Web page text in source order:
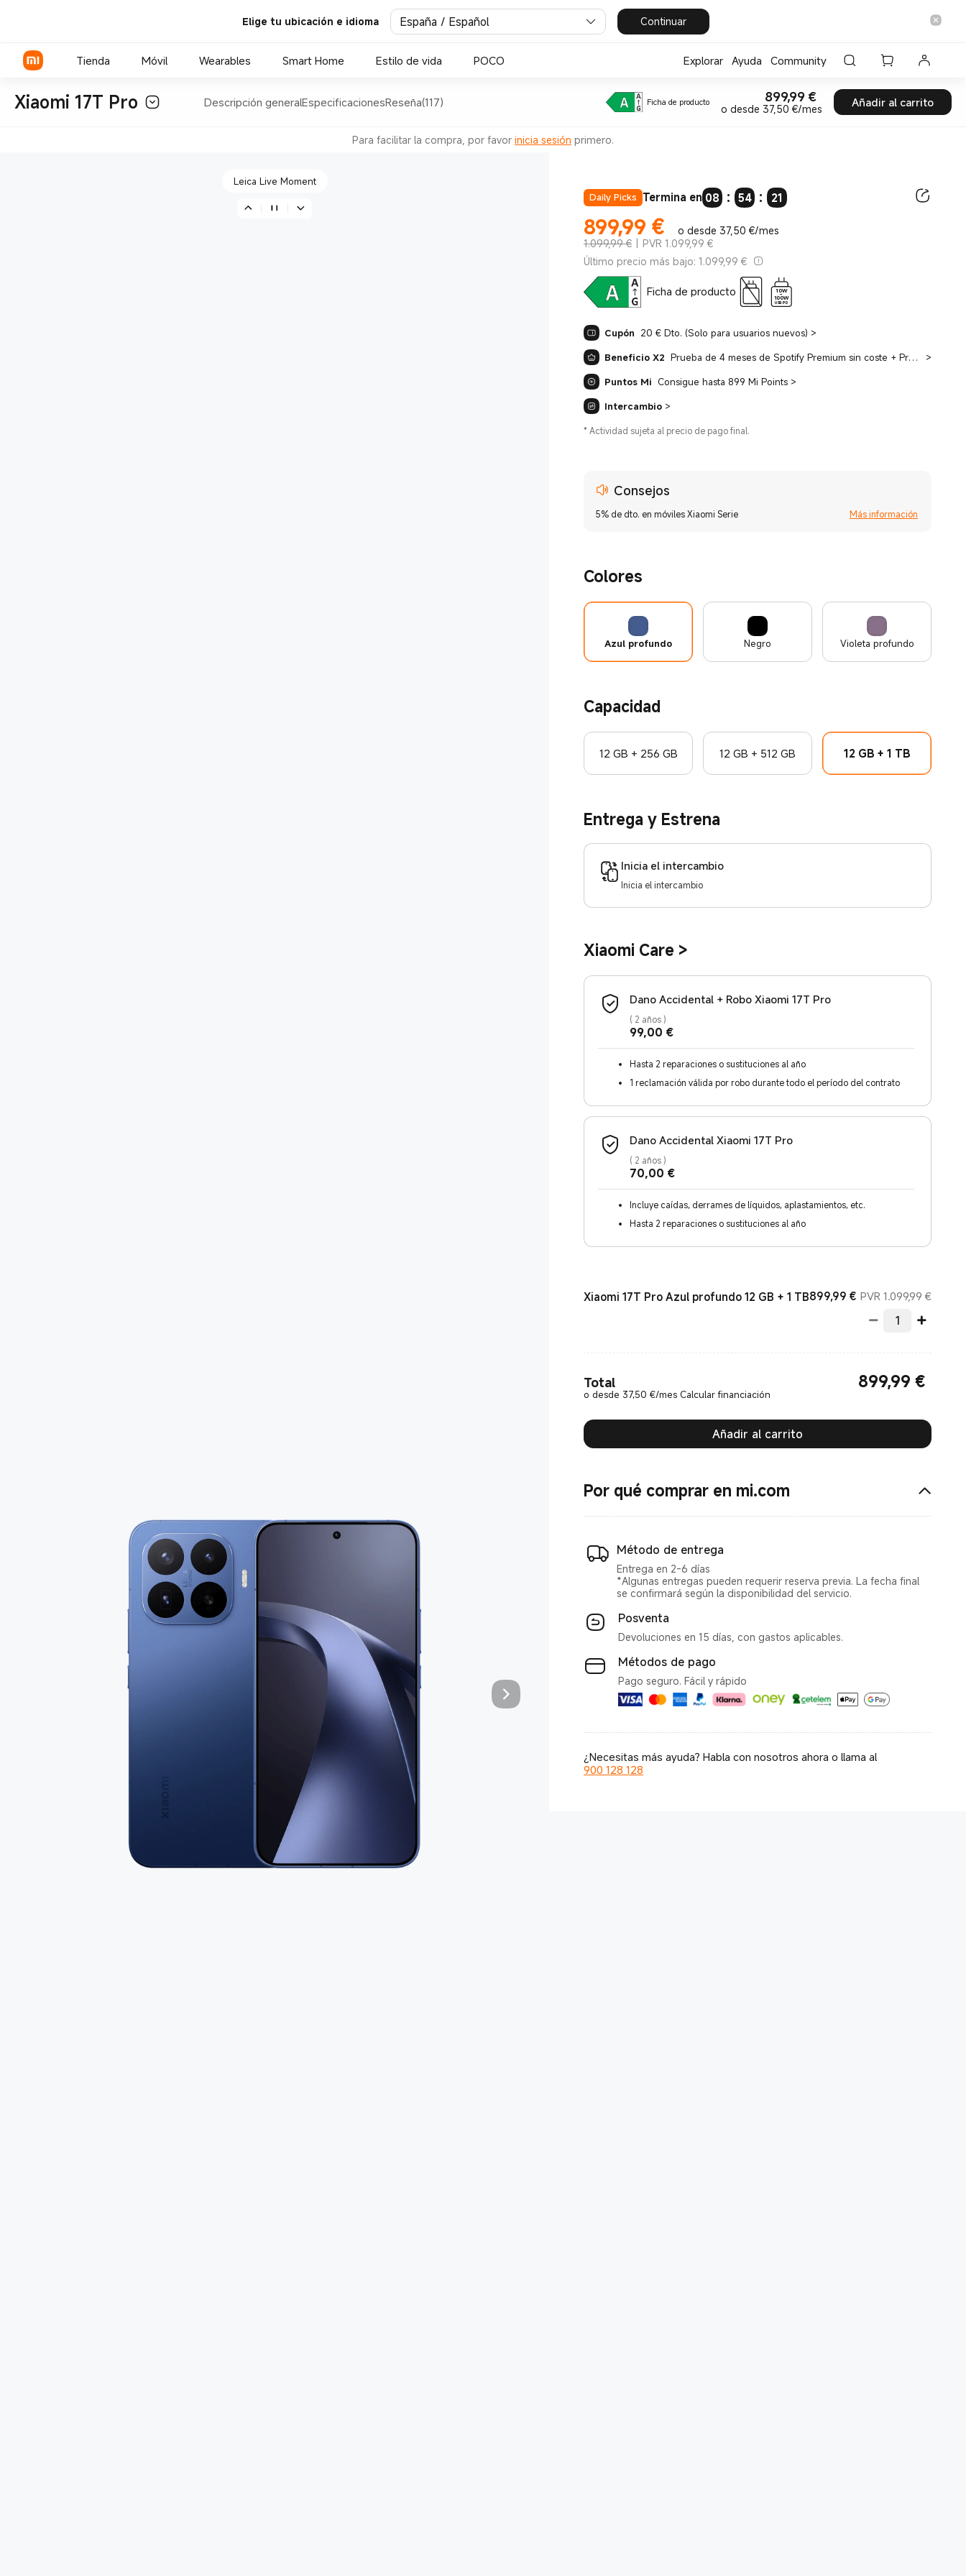
Elige tu ubicación e idioma España / Español Continuar
Tienda Móvil Wearables Smart Home Estilo de vida POCO Explorar Ayuda Community
Xiaomi 17T Pro Descripción generalEspecificacionesReseña(117) Ficha de producto 899,99 € Current Price €899.99
o desde 37,50 €/mes Añadir al carrito
Para facilitar la compra, por favor inicia sesión primero.
Leica 5x Teleobjetivo
Leica Live Moment
Daily Picks Termina en 08 : 54 : 20
899,99 €
Current Price €899.99o desde 37,50 €/mes
1.099,99 € | PVR 1.099,99 €
Último precio más bajo: 1.099,99 €
Ficha de producto 10W
-
100W
USB PD
Cupón 20 € Dto. (Solo para usuarios nuevos) >
Beneficio X2
Prueba de 4 meses de Spotify Premium sin coste + Prueba gratuita de 3 meses de YouTube Premium
>
Puntos Mi Consigue hasta 899 Mi Points >
Intercambio >
* Actividad sujeta al precio de pago final.
Consejos
5% de dto. en móviles Xiaomi Serie Más información
Colores
Azul profundo Negro Violeta profundo
Capacidad
12 GB + 256 GB 12 GB + 512 GB 12 GB + 1 TB
Entrega y Estrena
Inicia el intercambio
Inicia el intercambio
Xiaomi Care >
Dano Accidental + Robo Xiaomi 17T Pro
( 2 años)
99,00 €
Hasta 2 reparaciones o sustituciones al año
1 reclamación válida por robo durante todo el período del contrato
Dano Accidental Xiaomi 17T Pro
( 2 años)
70,00 €
Incluye caídas, derrames de líquidos, aplastamientos, etc.
Hasta 2 reparaciones o sustituciones al año
Xiaomi 17T Pro Azul profundo 12 GB + 1 TB899,99 €Current Price €899.99
PVR 1.099,99 €Precio
Total 899,99 €
o desde 37,50 €/mes Calcular financiación
Añadir al carrito
Por qué comprar en mi.com
Método de entrega
Entrega en 2-6 días
*Algunas entregas pueden requerir reserva previa. La fecha final
se confirmará según la disponibilidad del servicio.
Posventa
Devoluciones en 15 días, con gastos aplicables.
Métodos de pago
Pago seguro. Fácil y rápido
¿Necesitas más ayuda? Habla con nosotros ahora o llama al
900 128 128